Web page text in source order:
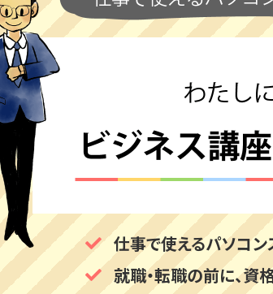
仕事で使えるパソコ
就職・転職の前に、資